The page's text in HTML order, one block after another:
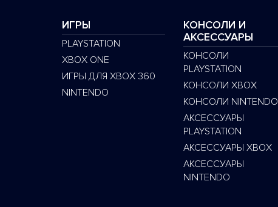
ИГРЫ
PLAYSTATION
XBOX ONE
ИГРЫ ДЛЯ XBOX 360
NINTENDO
КОНСОЛИ И
АКСЕССУАРЫ
КОНСОЛИ
PLAYSTATION
КОНСОЛИ XBOX
КОНСОЛИ NINTENDO
АКСЕССУАРЫ
PLAYSTATION
АКСЕССУАРЫ XBOX
АКСЕССУАРЫ
NINTENDO